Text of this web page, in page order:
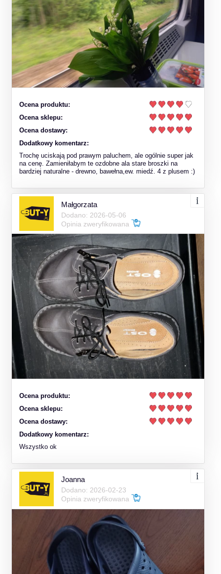
Ocena produktu:
Ocena sklepu:
Ocena dostawy:
Dodatkowy komentarz:
Trochę uciskają pod prawym paluchem, ale ogólnie super jak
na cenę. Zamieniłabym te ozdobne ala stare broszki na
bardziej naturalne - drewno, bawełna,ew. miedź. 4 z plusem :)
Małgorzata
Dodano: 2026-05-06
Opinia zweryfikowana
Ocena produktu:
Ocena sklepu:
Ocena dostawy:
Dodatkowy komentarz:
Wszystko ok
Joanna
Dodano: 2026-02-23
Opinia zweryfikowana